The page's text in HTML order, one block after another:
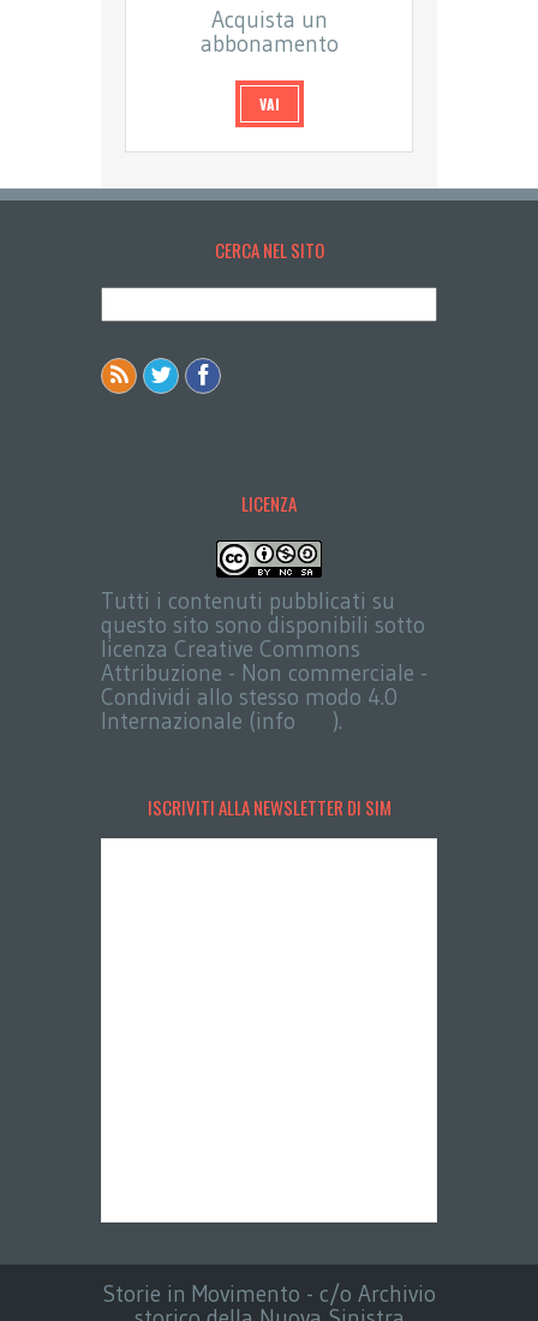
Acquista un
abbonamento
VAI
CERCA NEL SITO
LICENZA
Tutti i contenuti pubblicati su
questo sito sono disponibili sotto
licenza Creative Commons
Attribuzione - Non commerciale -
Condividi allo stesso modo 4.0
Internazionale (info
).
ISCRIVITI ALLA NEWSLETTER DI SIM
Storie in Movimento - c/o Archivio